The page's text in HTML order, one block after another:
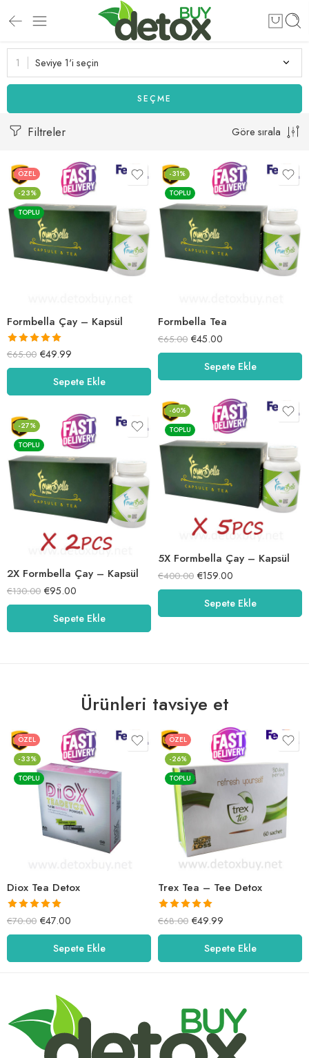
Seviye 1'i seçin
SEÇME
Filtreler Göre sırala
ÖZEL
-23%
TOPLU
Formbella Çay – Kapsül
5 üzerinden
5.00oy aldı
€65.00 €49.99
Sepete Ekle
-31%
TOPLU
Formbella Tea
€65.00 €45.00
Sepete Ekle
-60%
TOPLU
5X Formbella Çay – Kapsül
€400.00 €159.00
Sepete Ekle
-27%
TOPLU
2X Formbella Çay – Kapsül
€130.00 €95.00
Sepete Ekle
Ürünleri tavsiye et
ÖZEL
-33%
TOPLU
Diox Tea Detox
5 üzerinden
5.00oy aldı
€70.00 €47.00
Sepete Ekle
ÖZEL
-26%
TOPLU
Trex Tea – Tee Detox
5 üzerinden
5.00oy aldı
€68.00 €49.99
Sepete Ekle